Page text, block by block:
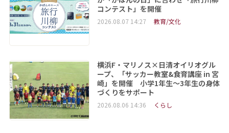
コンテスト」を開催
2026.08.07 14:27 教育/文化
横浜F・マリノス×日清オイリオグル
ープ、「サッカー教室&食育講座 in 宮
崎」を開催 小学1年生～3年生の身体
づくりをサポート
2026.08.06 14:36 くらし